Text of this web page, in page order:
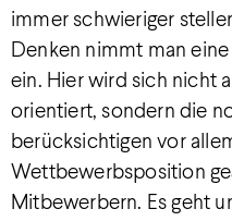
immer schwieriger
Denken nimmt man
ein. Hier wird sich nicht
orientiert, sondern die
berücksichtigen vor
Wettbewerbsposition
Mitbewerbern. Es geht